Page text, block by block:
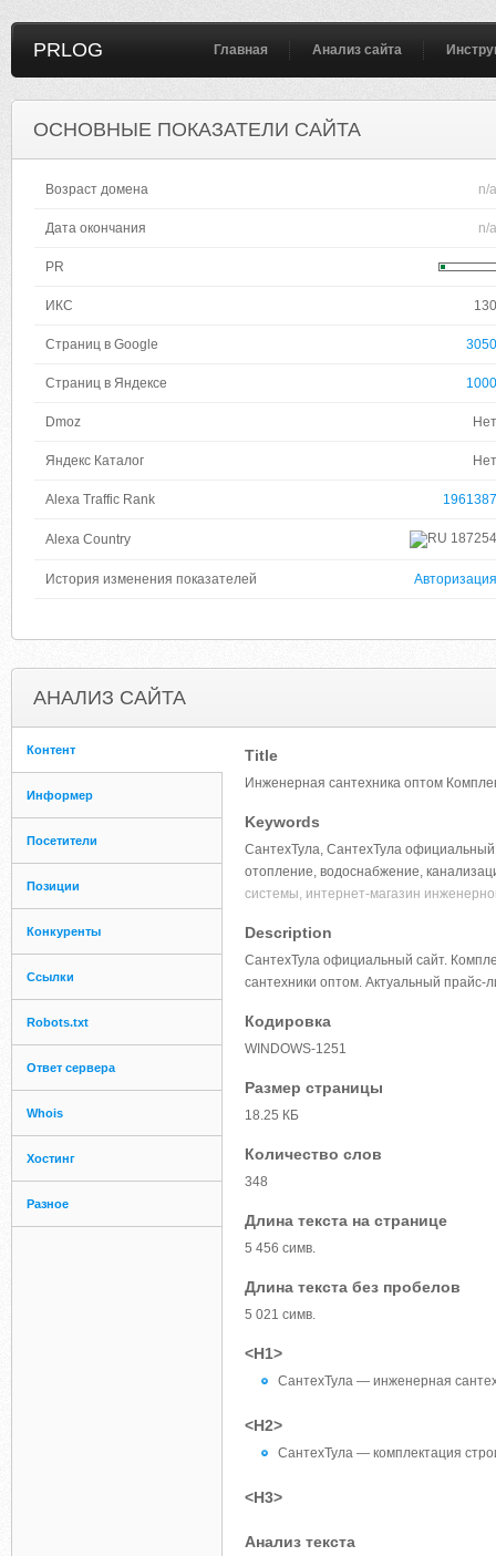
PRLOG Главная Анализ сайта
ОСНОВНЫЕ ПОКАЗАТЕЛИ САЙТА
Возраст домена n/a
Дата окончания n/a
PR
ИКС 130
Страниц в Google 3050
Страниц в Яндексе 1000
Dmoz Нет
Яндекс Каталог Нет
Alexa Traffic Rank 1961387
Alexa Country 187254
История изменения показателей Авторизация
АНАЛИЗ САЙТА
Контент
Информер
Посетители
Позиции
Конкуренты
Ссылки
Robots.txt
Ответ сервера
Whois
Хостинг
Разное
Title
Инженерная сантехника оптом
Keywords
СантехТула, СантехТула
отопление, водоснабжение,
системы, интернет-магазин
Description
СантехТула официальный сайт.
сантехники оптом. Актуальный прайс-
Кодировка
WINDOWS-1251
Размер страницы
18.25 КБ
Количество слов
348
Длина текста на странице
5 456 симв.
Длина текста без пробелов
5 021 симв.
<H1>
СантехТула — инженерная
<H2>
СантехТула — комплектация
<H3>
Анализ текста